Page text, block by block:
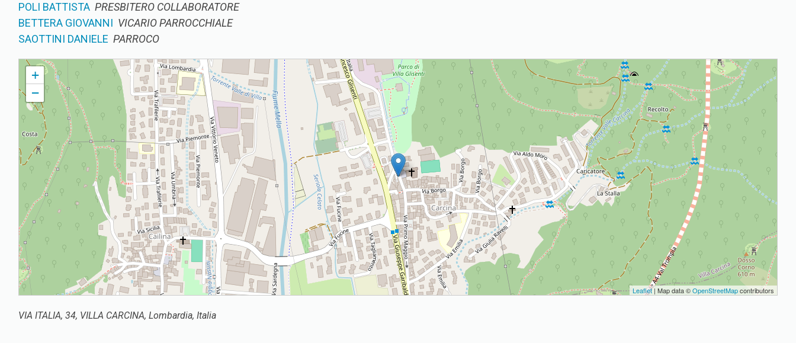
POLI BATTISTA PRESBITERO COLLABORATORE
BETTERA GIOVANNI VICARIO PARROCCHIALE
SAOTTINI DANIELE PARROCO
CARCINA PARROCCHIA DI S. GIACOMO
+
−
Leaflet| Map data ©OpenStreetMapcontributors
VIA ITALIA, 34, VILLA CARCINA, Lombardia, Italia